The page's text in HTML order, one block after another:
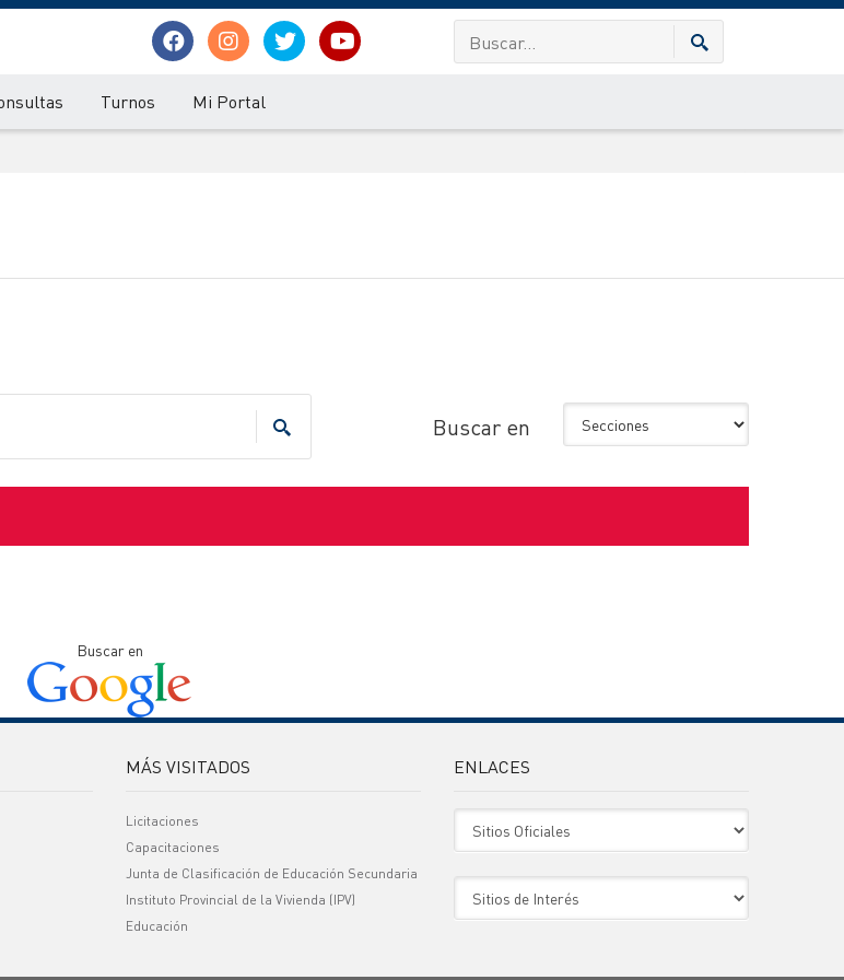
Turnos Mi Portal
Buscar en
Buscar en
MÁS VISITADOS
Licitaciones
Capacitaciones
Junta de Clasificación de Educación Secundaria
Instituto Provincial de la Vivienda (IPV)
Educación
ENLACES